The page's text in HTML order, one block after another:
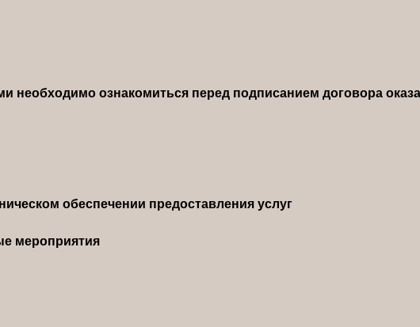
необходимо ознакомиться перед подписанием договора
обеспечении предоставления услуг
мероприятия